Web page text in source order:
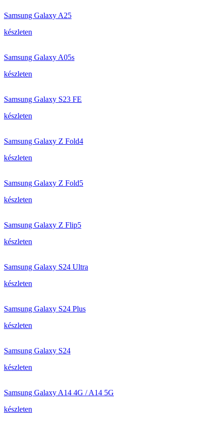
Samsung Galaxy A25
készleten
Samsung Galaxy A05s
készleten
Samsung Galaxy S23 FE
készleten
Samsung Galaxy Z Fold4
készleten
Samsung Galaxy Z Fold5
készleten
Samsung Galaxy Z Flip5
készleten
Samsung Galaxy S24 Ultra
készleten
Samsung Galaxy S24 Plus
készleten
Samsung Galaxy S24
készleten
Samsung Galaxy A14 4G / A14 5G
készleten